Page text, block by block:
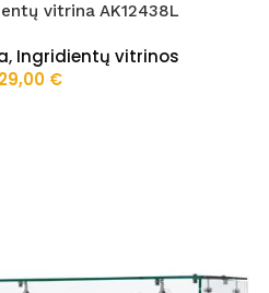
vitrina AK12438L
, Ingridientų vitrinos
€